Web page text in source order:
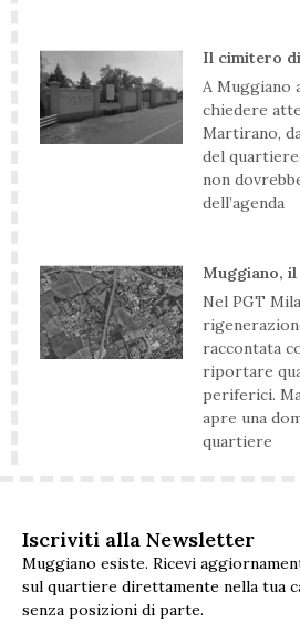
Il cimitero
A Muggiano
chiedere
Martirano,
del
non
dell’agenda
Muggiano,
Nel PGT
raccontata
riportare
periferici.
apre una
quartiere
Iscriviti alla Newsletter
Muggiano esiste. Ricevi
sul quartiere direttamente nella tua
senza posizioni di parte.